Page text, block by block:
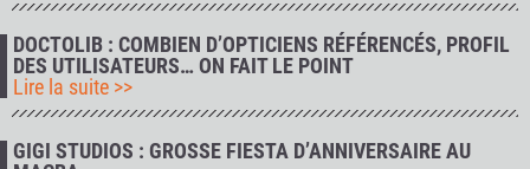
DOCTOLIB : COMBIEN D’OPTICIENS RÉFÉRENCÉS, PROFIL
DES UTILISATEURS… ON FAIT LE POINT
Lire la suite >>
GIGI STUDIOS : GROSSE FIESTA D’ANNIVERSAIRE AU